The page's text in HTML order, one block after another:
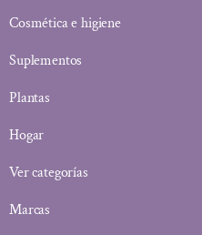
Cosmética e higiene
Suplementos
Plantas
Hogar
Ver categorías
Marcas